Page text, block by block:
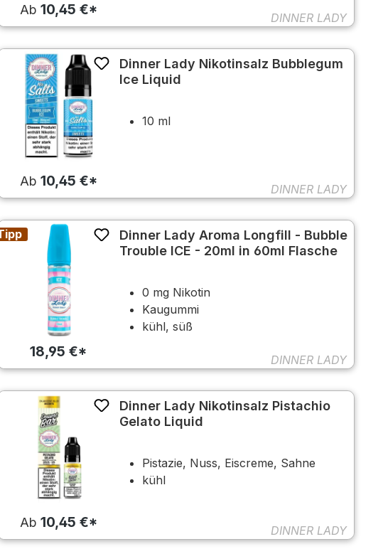
Ab 10,45 €* DINNER LADY
Ab 10,45 €*
Dinner Lady Nikotinsalz Bubblegum
Ice Liquid
10 ml
DINNER LADY
18,95 €*
Dinner Lady Aroma Longfill - Bubble
Trouble ICE - 20ml in 60ml Flasche
0 mg Nikotin
Kaugummi
kühl, süß
DINNER LADY
Ab 10,45 €*
Dinner Lady Nikotinsalz Pistachio
Gelato Liquid
Pistazie, Nuss, Eiscreme, Sahne
kühl
DINNER LADY